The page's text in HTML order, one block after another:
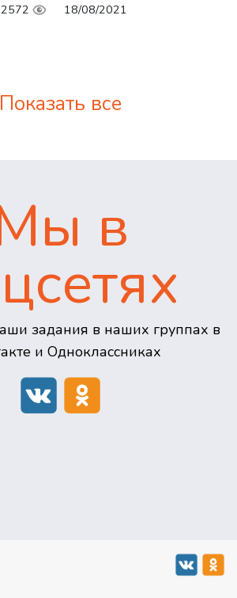
18/08/2021
Показать все
в
задания в наших группах в
и Одноклассниках